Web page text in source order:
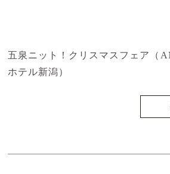
五泉ニット！クリスマスフェア（
ホテル新潟）